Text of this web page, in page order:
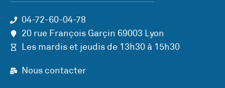
04-72-60-04-78
20 rue François Garçin 69003 Lyon
Les mardis et jeudis de 13h30 à 15h30
Nous contacter